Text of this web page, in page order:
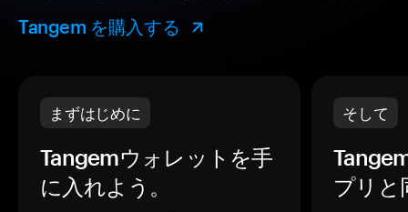
Tangem を購入する
まずはじめに
Tangemウォレットを手
に入れよう。
そして
プリと